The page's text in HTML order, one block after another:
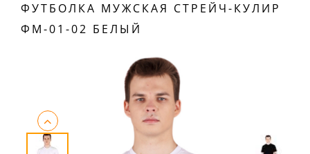
ФУТБОЛКА МУЖСКАЯ СТРЕЙЧ-КУЛИР
ФМ-01-02 БЕЛЫЙ